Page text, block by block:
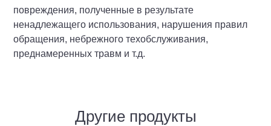
повреждения, полученные в результате
ненадлежащего использования, нарушения правил
обращения, небрежного техобслуживания,
преднамеренных травм и т.д.
Другие продукты